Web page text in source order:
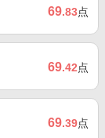
69.83点
69.42点
69.39点